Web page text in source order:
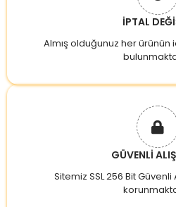
İPTAL
Almış olduğunuz her ürünün
GÜVENLİ
Sitemiz SSL 256 Bit